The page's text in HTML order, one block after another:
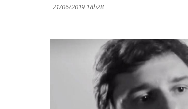
21/06/2019 18h28